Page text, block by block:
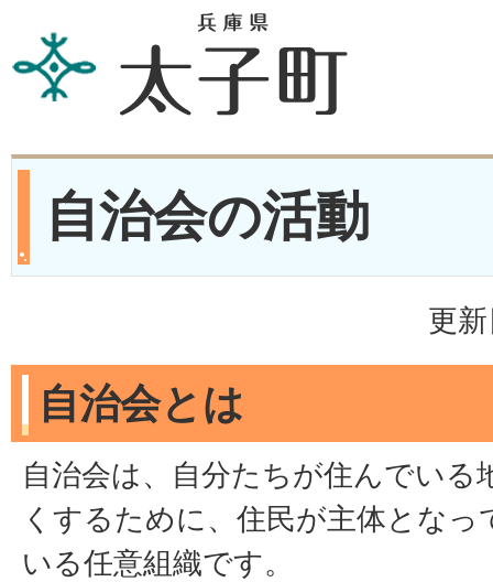
自治会の活動
更
自治会とは
自治会は、自分たちが住んでいる
くするために、住民が主体とな
いる任意組織です。